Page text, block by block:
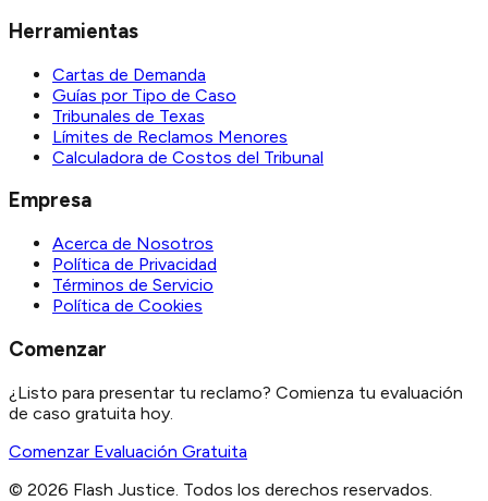
Herramientas
Cartas de Demanda
Guías por Tipo de Caso
Tribunales de Texas
Límites de Reclamos Menores
Calculadora de Costos del Tribunal
Empresa
Acerca de Nosotros
Política de Privacidad
Términos de Servicio
Política de Cookies
Comenzar
¿Listo para presentar tu reclamo? Comienza tu evaluación
de caso gratuita hoy.
Comenzar Evaluación Gratuita
© 2026 Flash Justice. Todos los derechos reservados.